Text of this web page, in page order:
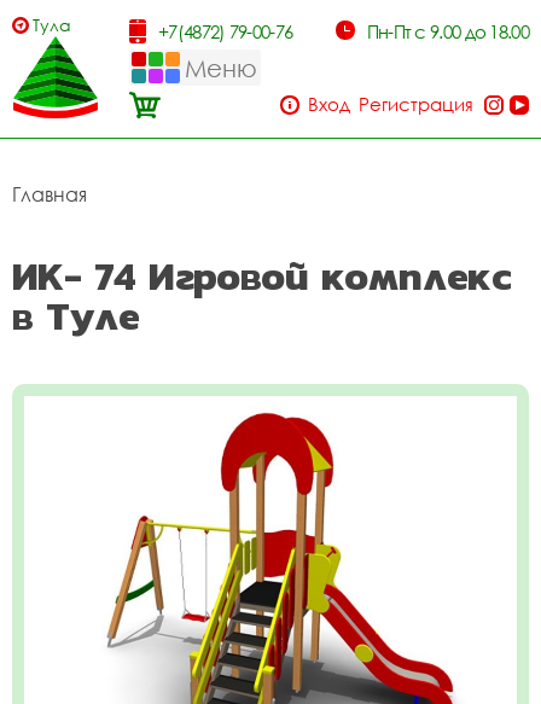
Тула +7(4872) 79-00-76 Пн-Пт с 9.00 до 18.00
Меню
Вход Регистрация
Главная
ИК- 74 Игровой комплекс
в Туле